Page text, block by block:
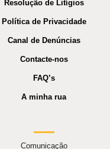
Resolução de Litígios
Política de Privacidade
Canal de Denúncias
Contacte-nos
FAQ’s
A minha rua
Comunicação